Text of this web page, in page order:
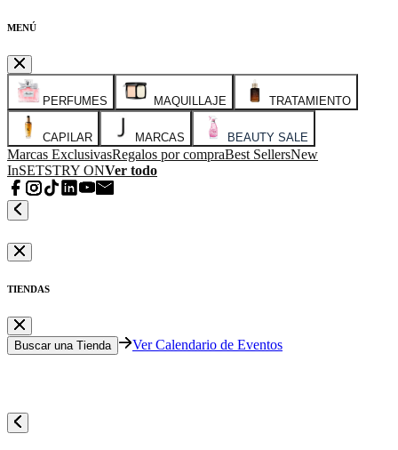
MENÚ
PERFUMES MAQUILLAJE TRATAMIENTO
CAPILAR MARCAS BEAUTY SALE
Marcas ExclusivasRegalos por compraBest SellersNew
InSETSTRY ONVer todo
TIENDAS
Buscar una Tienda Ver Calendario de Eventos